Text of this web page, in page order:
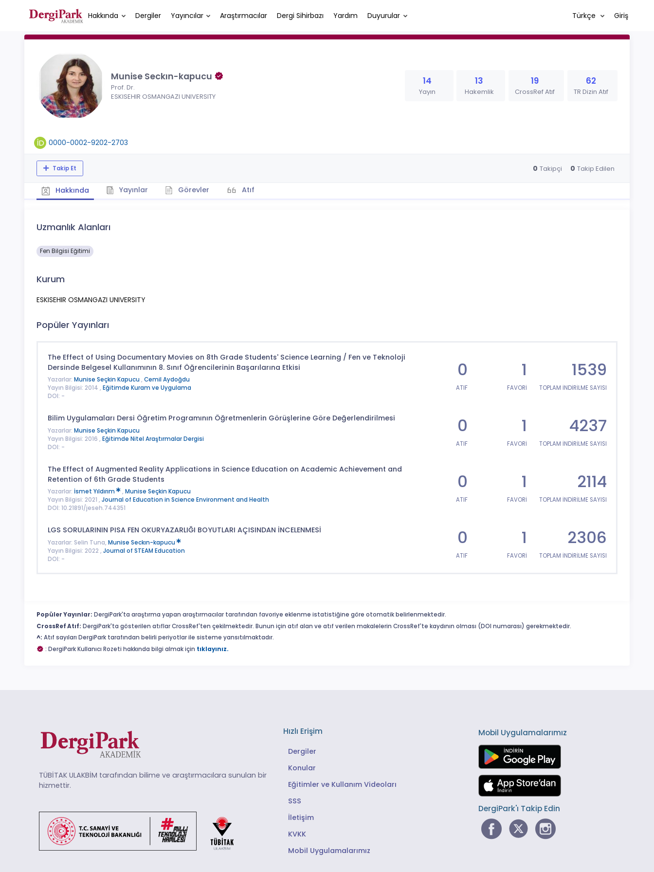
Hakkında Dergiler Yayıncılar Araştırmacılar Dergi Sihirbazı Yardım Duyurular Türkçe Giriş
Munise Seckın-kapucu
Prof. Dr.
ESKISEHIR OSMANGAZI UNIVERSITY
14
Yayın
13
Hakemlik
19
CrossRef Atıf
62
TR Dizin Atıf
0000-0002-9202-2703
Takip Et 0 Takipçi 0 Takip Edilen
Hakkında Yayınlar Görevler Atıf
Uzmanlık Alanları
Fen Bilgisi Eğitimi
Kurum
ESKISEHIR OSMANGAZI UNIVERSITY
Popüler Yayınları
The Effect of Using Documentary Movies on 8th Grade Students' Science Learning / Fen ve Teknoloji
Dersinde Belgesel Kullanımının 8. Sınıf Öğrencilerinin Başarılarına Etkisi
Yazarlar: Munise Seçkin Kapucu , Cemil Aydoğdu
Yayın Bilgisi: 2014 , Eğitimde Kuram ve Uygulama
DOI: -
0
ATIF
1
FAVORİ
1539
TOPLAM İNDİRİLME SAYISI
Bilim Uygulamaları Dersi Öğretim Programının Öğretmenlerin Görüşlerine Göre Değerlendirilmesi
Yazarlar: Munise Seçkin Kapucu
Yayın Bilgisi: 2016 , Eğitimde Nitel Araştırmalar Dergisi
DOI: -
0
ATIF
1
FAVORİ
4237
TOPLAM İNDİRİLME SAYISI
The Effect of Augmented Reality Applications in Science Education on Academic Achievement and
Retention of 6th Grade Students
Yazarlar: İsmet Yıldırım , Munise Seçkin Kapucu
Yayın Bilgisi: 2021 , Journal of Education in Science Environment and Health
DOI: 10.21891/jeseh.744351
0
ATIF
1
FAVORİ
2114
TOPLAM İNDİRİLME SAYISI
LGS SORULARININ PISA FEN OKURYAZARLIĞI BOYUTLARI AÇISINDAN İNCELENMESİ
Yazarlar: Selin Tuna, Munise Seckın-kapucu
Yayın Bilgisi: 2022 , Journal of STEAM Education
DOI: -
0
ATIF
1
FAVORİ
2306
TOPLAM İNDİRİLME SAYISI
Popüler Yayınlar: DergiPark'ta araştırma yapan araştırmacılar tarafından favoriye eklenme istatistiğine göre otomatik belirlenmektedir.
CrossRef Atıf: DergiPark'ta gösterilen atıflar CrossRef'ten çekilmektedir. Bunun için atıf alan ve atıf verilen makalelerin CrossRef'te kaydının olması (DOI numarası) gerekmektedir.
^: Atıf sayıları DergiPark tarafından belirli periyotlar ile sisteme yansıtılmaktadır.
: DergiPark Kullanıcı Rozeti hakkında bilgi almak için tıklayınız.
TÜBİTAK ULAKBİM tarafından bilime ve araştırmacılara sunulan bir
hizmettir.
Hızlı Erişim
Dergiler
Konular
Eğitimler ve Kullanım Videoları
SSS
İletişim
KVKK
Mobil Uygulamalarımız
Mobil Uygulamalarımız
DergiPark'ı Takip Edin